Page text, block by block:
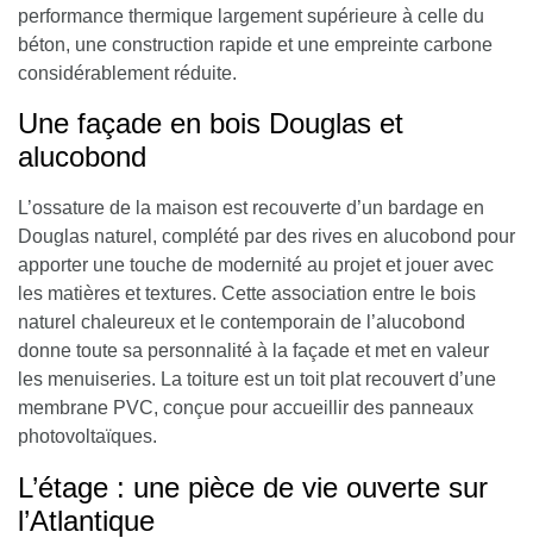
performance thermique largement supérieure à celle du
béton, une construction rapide et une empreinte carbone
considérablement réduite.
Une façade en bois Douglas et
alucobond
L’ossature de la maison est recouverte d’un bardage en
Douglas naturel , complété par des rives en alucobond pour
apporter une touche de modernité au projet et jouer avec
les matières et textures. Cette association entre le bois
naturel chaleureux et le contemporain de l’alucobond
donne toute sa personnalité à la façade et met en valeur
les menuiseries. La toiture est un toit plat recouvert d’une
membrane PVC, conçue pour accueillir des panneaux
photovoltaïques.
L’étage : une pièce de vie ouverte sur
l’Atlantique